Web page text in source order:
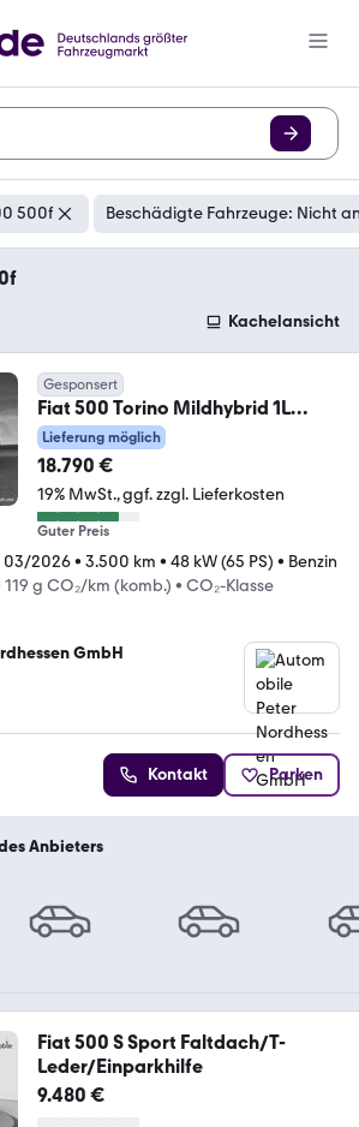
500f Beschädigte Fahrzeuge: Nicht
Kachelansicht
Gesponsert
Fiat 500 Torino Mildhybrid 1L
Firefly Sonderedition
Lieferung möglich
18.790 €
19% MwSt. ggf. zzgl. Lieferkosten
Guter Preis
03/2026• 3.500 km • 48 kW (65 PS) • Benzin
119 g CO₂/km (komb.) • CO₂-Klasse
GmbH
Kontakt Parken
Anbieters
Fiat 500 S Sport Faltdach/T-
Leder/Einparkhilfe
9.480 €